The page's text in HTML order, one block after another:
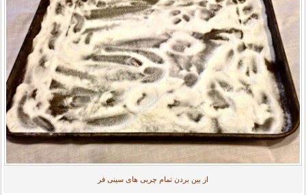
از بین بردن تمام چربی های سینی فر